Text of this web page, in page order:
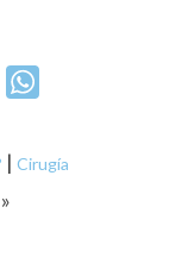
Email
| Cirugía
»